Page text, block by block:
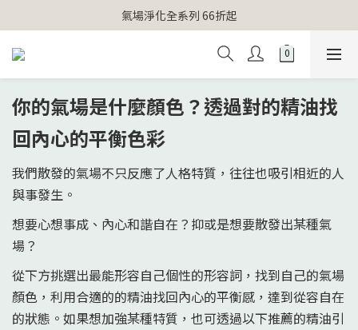
【官網獨家】首次消費 不限金額 即送 香遇熊超人行李吊牌
氣場淨化全系列 66折起
【官網獨家】首次消費 不限金額 即送 香遇熊超人行李吊牌
你的氣場是什麼顏色？透過對的精油找
回內心的平衡色彩
我們散發的氣場不只反應了人格特質，往往也吸引相近的人
與事發生。
想要心想事成、內心和諧自在？抑或是想要散發出某種氣
場？
從下方挑選出最能形容自己個性的形容詞，找到自己的氣場
顏色，利用合適的的精油找回內心的平衡感，達到從容自在
的狀態。如果想加強某種特質，也可透過以下推薦的精油引